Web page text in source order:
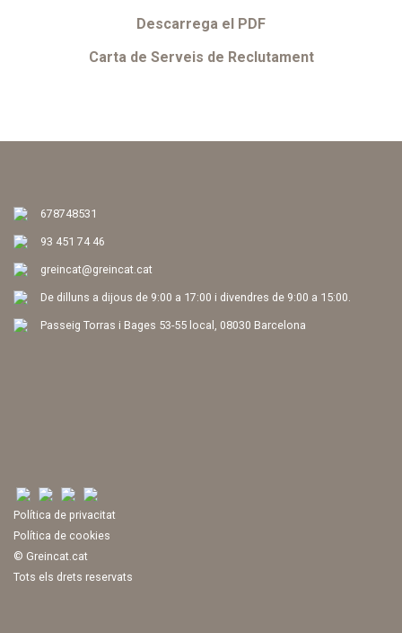
Descarrega el PDF
Carta de Serveis de Reclutament
678748531
93 451 74 46
greincat@greincat.cat
De dilluns a dijous de 9:00 a 17:00 i divendres de 9:00 a 15:00.
Passeig Torras i Bages 53-55 local, 08030 Barcelona
Política de privacitat
Política de cookies
© Greincat.cat
Tots els drets reservats